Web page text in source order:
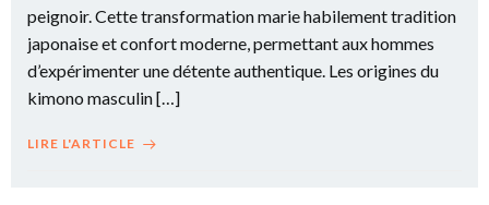
peignoir. Cette transformation marie habilement tradition
japonaise et confort moderne, permettant aux hommes
d’expérimenter une détente authentique. Les origines du
kimono masculin […]
LIRE L'ARTICLE